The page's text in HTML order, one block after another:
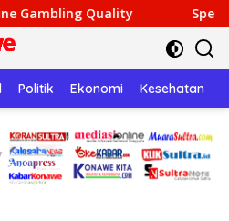
Speedz Gaming
Politik Ekonomi Kesehatan